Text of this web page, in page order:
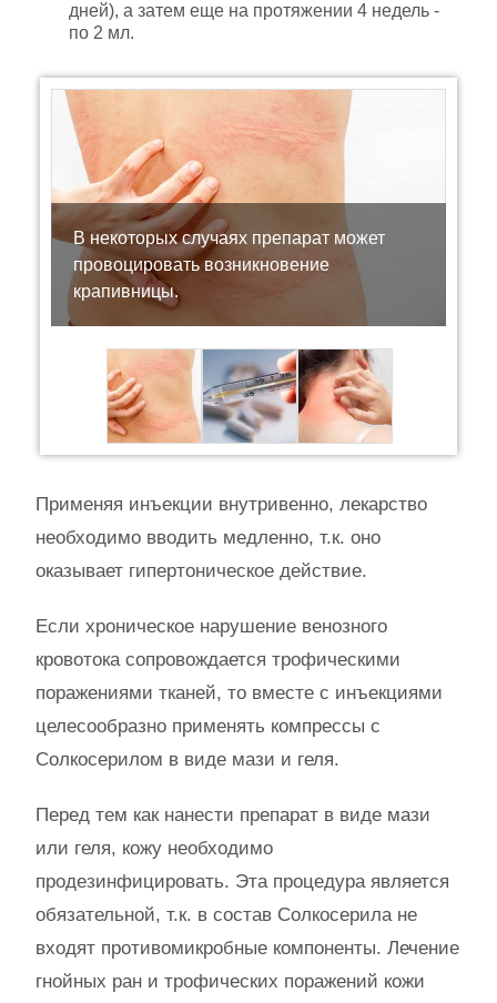
дней), а затем еще на протяжении 4 недель -
по 2 мл.
В некоторых случаях препарат может
провоцировать возникновение
крапивницы.
Применяя инъекции внутривенно, лекарство
необходимо вводить медленно, т.к. оно
оказывает гипертоническое действие.
Если хроническое нарушение венозного
кровотока сопровождается трофическими
поражениями тканей, то вместе с инъекциями
целесообразно применять компрессы с
Солкосерилом в виде мази и геля.
Перед тем как нанести препарат в виде мази
или геля, кожу необходимо
продезинфицировать. Эта процедура является
обязательной, т.к. в состав Солкосерила не
входят противомикробные компоненты. Лечение
гнойных ран и трофических поражений кожи